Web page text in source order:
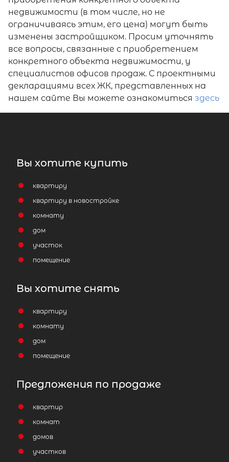
недвижимости (в том числе, но не
ограничиваясь этим, его цена) могут быть
изменены застройщиком. Просим уточнять
все вопросы, связанные с приобретением
конкретного объекта недвижимости, у
специалистов офисов продаж. С проектными
декларациями всех ЖК, представленных на
нашем сайте Вы можете ознакомиться здесь
Вы хотите купить
квартиру
квартиру в новостройке
комнату
дом
участок
помещение
Вы хотите снять
квартиру
комнату
дом
помещение
Предложения по продаже
квартир
комнат
домов
участков